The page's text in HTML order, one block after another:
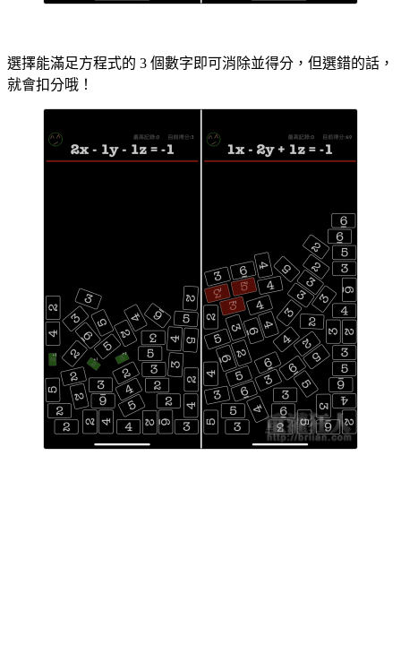
選擇能滿足方程式的 3 個數字即可消除並得分，但選錯的話，
就會扣分哦！